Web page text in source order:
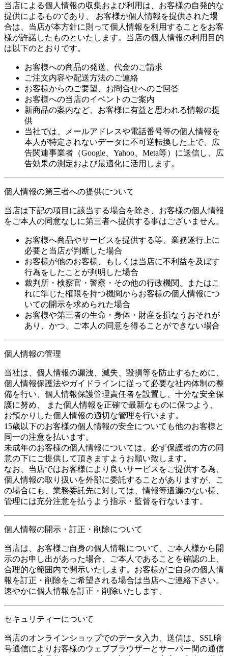
当店による個人情報の収集および利用は、お客様の自発的な
提供によるものであり、 お客様が個人情報を提供された場
合は、当店が本方針に則って個人情報を利用することをお客
様が許諾したものといたします。当店の個人情報の利用目的
は以下のとおりです。
お客様への商品の発送、代金のご請求
ご注文内容や配送方法のご連絡
お客様からのご要望、お問合せへのご回答
お客様への当店のイベントのご案内
新商品の案内など、お客様に有益と思われる情報の提
供
当社では、メールアドレスや電話番号等の個人情報を
本人が特定されないデータに不可逆転換した上で、広
告関連事業者（Google、Yahoo、Meta等）に送信し、広
告効果の測定および最適化に活用します。
個人情報の第三者への提供について
当店は下記の項目に該当する場合を除き、お客様の個人情報
をご本人の同意なしに第三者へ提供する事はございません。
お客様へ商品やサービスを提供する等、業務遂行上に
必要と当店が判断した場合
お客様が他のお客様、もしくは当店に不利益を及ぼす
行為をしたことが判明した場合
裁判所・検察官・警察・その他の行政機関、またはこ
れに準じた権限を持つ機関からお客様の個人情報につ
いての開示を求められた場合
お客様や第三者の生命・身体・財産を損なうおそれが
あり、かつ、ご本人の同意を得ることができない場合
個人情報の管理
当社は、個人情報の漏洩、滅失、毀損等を防止するために、
個人情報保護法やガイドラインに従って必要な社内体制の整
備を行い、個人情報保護管理責任者を設置し、十分な安全保
護に努め、 また個人情報を正確で最新なものに保つよう、
お預かりした個人情報の適切な管理を行います。
15歳以下のお客様の個人情報の安全についても他のお客様と
同一の注意を払います。
未成年のお客様の個人情報については、必ず保護者の方の同
意の下にご提供して頂きますようお願い致します。
なお、当店ではお客様により良いサービスをご提供する為、
個人情報の取り扱いを外部に委託することがありますが、こ
の場合にも、業務委託先に対しては、情報等遺漏のない様、
管理には充分注意を払うよう指示・監督を行ないます。
個人情報の開示・訂正・削除について
当店は、お客様ご自身の個人情報について、ご本人様から開
示のお申し出があった場合、ご本人であることを確認の上、
合理的な範囲内で開示いたします。お客様がご自身の個人情
報を訂正・削除をご希望される場合は当店へご連絡下さい。
速やかに個人情報を訂正・削除いたします。
セキュリティーについて
当店のオンラインショップでのデータ入力、送信は、SSL暗
号通信によりお客様のウェブブラウザーとサーバー間の通信